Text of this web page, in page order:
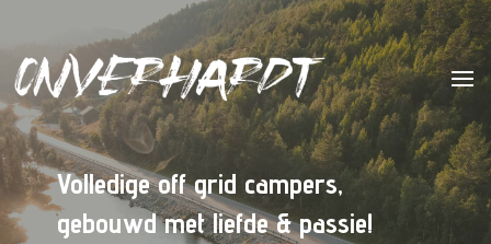
Volledige off grid campers,
gebouwd met liefde & passie!